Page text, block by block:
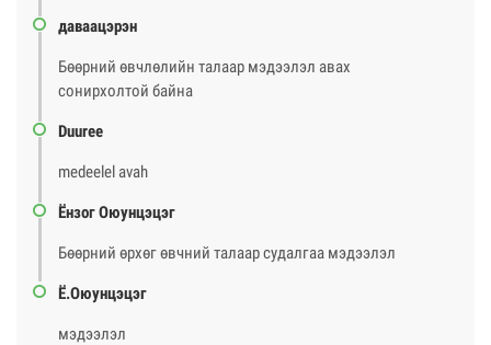
даваацэрэн
Бөөрний өвчлөлийн талаар мэдээлэл авах
сонирхолтой байна
Duuree
medeelel avah
Ёнзог Оюунцэцэг
Бөөрний өрхөг өвчний талаар судалгаа мэдээлэл
Ё.Оюунцэцэг
мэдээлэл